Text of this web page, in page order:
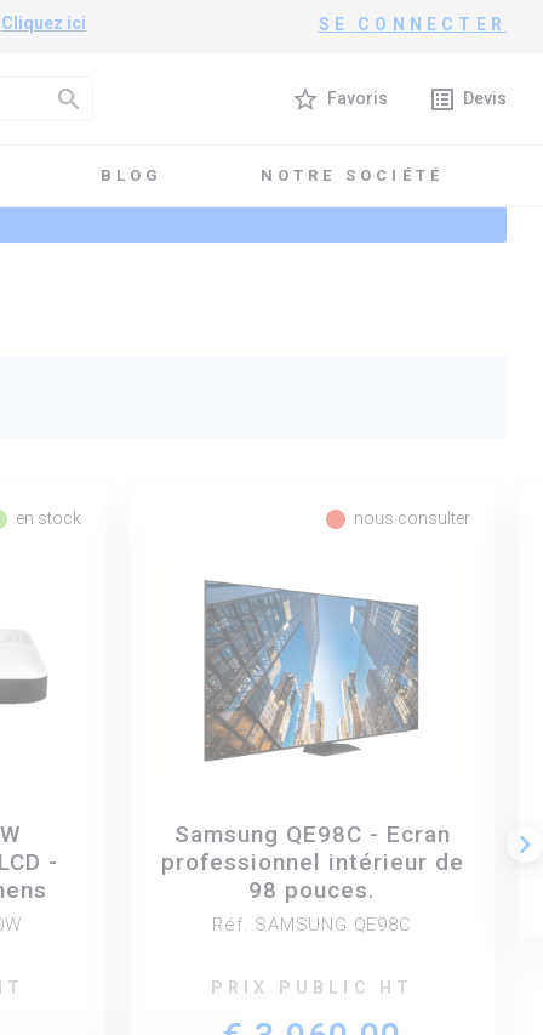
Cliquez ici SE CONNECTER
search star_border Favoris list_alt Devis
BLOG NOTRE SOCIÉTÉ
keyboard_arrow_right
en stock
-
fiber_manual_record nous consulter
Samsung QE98C - Ecran
professionnel intérieur de
98 pouces.
Réf. SAMSUNG QE98C
PRIX PUBLIC HT